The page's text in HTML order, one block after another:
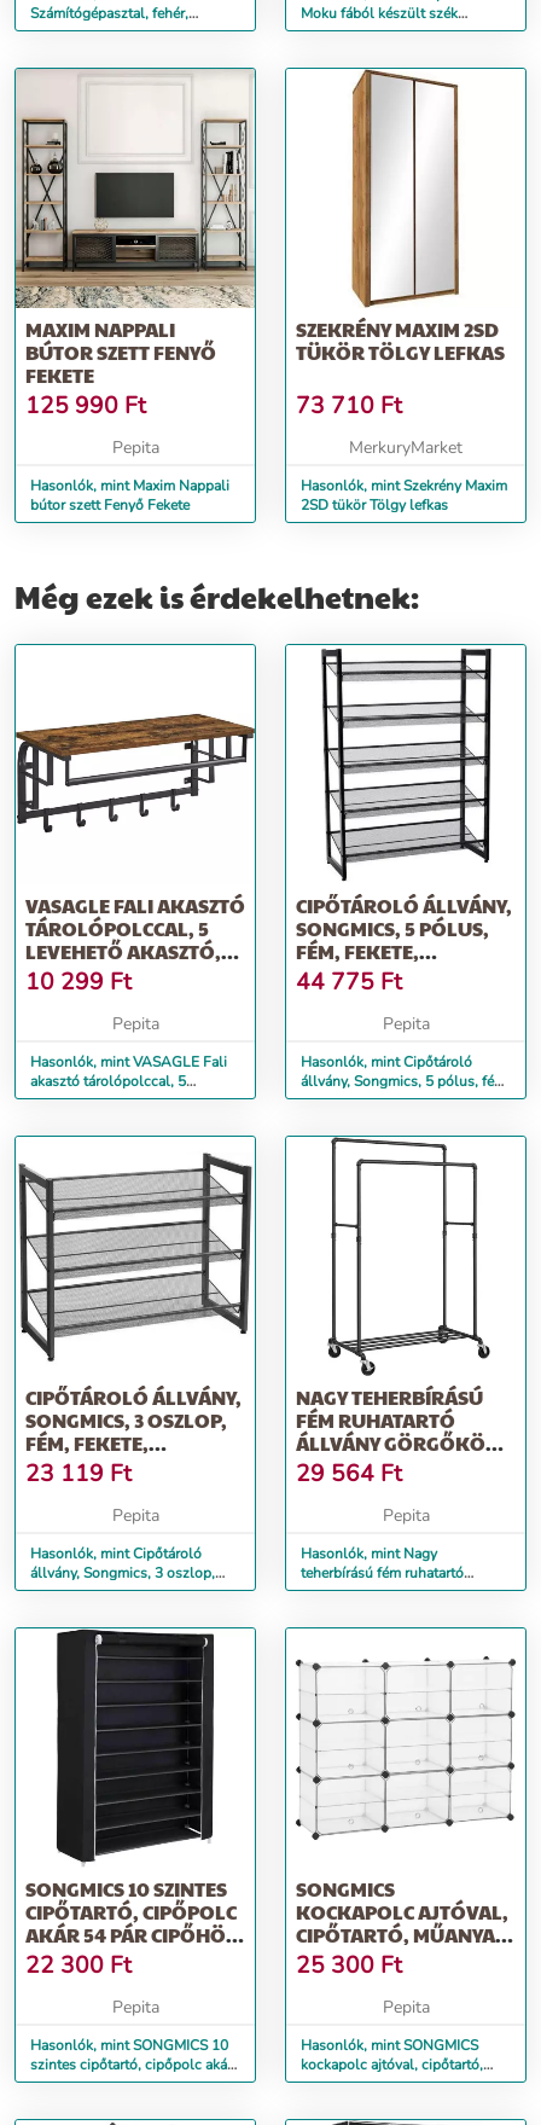
Számítógépasztal, fehér,
laminált DTD, MAXIM
Moku fából készült szék
bársony kárpitozással, Maxim...
MAXIM NAPPALI
BÚTOR SZETT FENYŐ
FEKETE
125 990 Ft
Pepita
Hasonlók, mint Maxim Nappali
bútor szett Fenyő Fekete
SZEKRÉNY MAXIM 2SD
TÜKÖR TÖLGY LEFKAS
73 710 Ft
MerkuryMarket
Hasonlók, mint Szekrény Maxim
2SD tükör Tölgy lefkas
Még ezek is érdekelhetnek:
VASAGLE FALI AKASZTÓ
TÁROLÓPOLCCAL, 5
LEVEHETŐ AKASZTÓ,
30X66X27C...
10 299 Ft
Pepita
Hasonlók, mint VASAGLE Fali
akasztó tárolópolccal, 5
levehető akasztó, 30x66x27c...
CIPŐTÁROLÓ ÁLLVÁNY,
SONGMICS, 5 PÓLUS,
FÉM, FEKETE,
74X30,7X104 C...
44 775 Ft
Pepita
Hasonlók, mint Cipőtároló
állvány, Songmics, 5 pólus, fém,
fekete, 74x30,7x104 c...
CIPŐTÁROLÓ ÁLLVÁNY,
SONGMICS, 3 OSZLOP,
FÉM, FEKETE,
74X30.7X62.8...
23 119 Ft
Pepita
Hasonlók, mint Cipőtároló
állvány, Songmics, 3 oszlop,
fém, fekete, 74x30.7x62.8...
NAGY TEHERBÍRÁSÚ
FÉM RUHATARTÓ
ÁLLVÁNY GÖRGŐKÖN,
110 KG-IG TERHELHETŐ
29 564 Ft
Pepita
Hasonlók, mint Nagy
teherbírású fém ruhatartó
állvány görgőkön, 110 kg-ig
SONGMICS 10 SZINTES
CIPŐTARTÓ, CIPŐPOLC
AKÁR 54 PÁR CIPŐHÖZ,
SZAB...
22 300 Ft
Pepita
Hasonlók, mint SONGMICS 10
szintes cipőtartó, cipőpolc akár
54 pár cipőhöz, szab...
SONGMICS
KOCKAPOLC AJTÓVAL,
CIPŐTARTÓ, MŰANYAG
POLCRENDSZER
ELVÁL...
25 300 Ft
Pepita
Hasonlók, mint SONGMICS
kockapolc ajtóval, cipőtartó,
műanyag polcrendszer elvál...